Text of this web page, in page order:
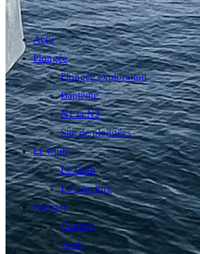
search
Actu
Plongée
Plongée exploration
Baptême
N1 et N2
Site de plongées
Le Club
Le Club
La structure
Contact
Contact
Tarifs